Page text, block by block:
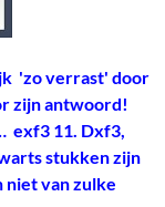
'zo verrast' door
zijn antwoord!
exf3 11. Dxf3,
stukken zijn
niet van zulke